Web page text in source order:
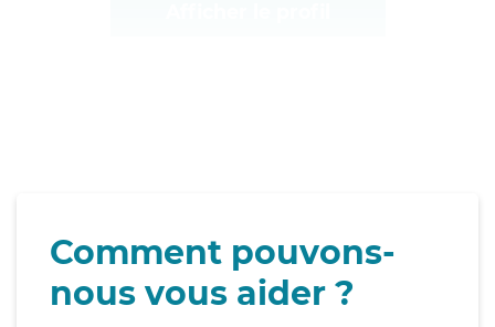
Comment pouvons-
nous vous aider ?